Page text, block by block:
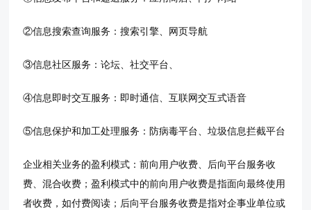
②信息搜索查询服务：搜索引擎、网页导航
③信息社区服务：论坛、社交平台、
④信息即时交互服务：即时通信、互联网交互式语音
⑤信息保护和加工处理服务：防病毒平台、垃圾信息拦截平台
企业相关业务的盈利模式：前向用户收费、后向平台服务收
费、混合收费；盈利模式中的前向用户收费是指面向最终使用
者收费，如付费阅读；后向平台服务收费是指对企事业单位或